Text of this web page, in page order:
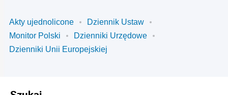
Akty ujednolicone
Dziennik Ustaw
Monitor Polski
Dzienniki Urzędowe
Dzienniki Unii Europejskiej